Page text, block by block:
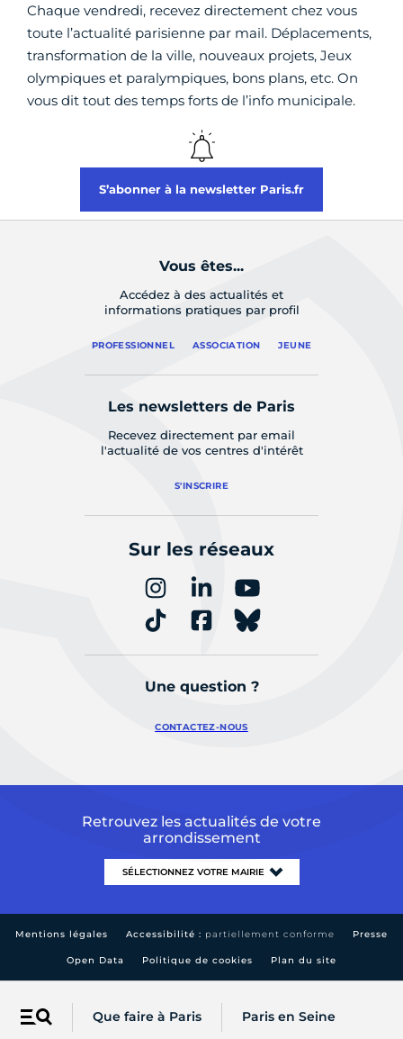
Menu Que faire à Paris Paris en Seine
Chaque vendredi, recevez directement chez vous
toute l’actualité parisienne par mail. Déplacements,
transformation de la ville, nouveaux projets, Jeux
olympiques et paralympiques, bons plans, etc. On
vous dit tout des temps forts de l’info municipale.
S’abonner à la newsletter Paris.fr
Vous êtes...
Accédez à des actualités et
informations pratiques par profil
PROFESSIONNEL ASSOCIATION JEUNE
Les newsletters de Paris
Recevez directement par email
l'actualité de vos centres d'intérêt
S'INSCRIRE
Sur les réseaux
Une question ?
CONTACTEZ-NOUS
Retrouvez les actualités de votre
arrondissement
Mentions légales Accessibilité : partiellement conforme Presse
Open Data Politique de cookies Plan du site